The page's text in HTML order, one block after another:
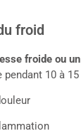
froid
froide ou
pendant 10 à